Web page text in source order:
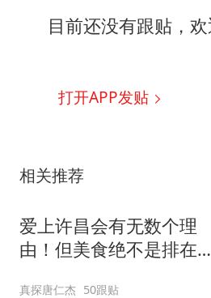
目前还没有跟贴，
打开APP发贴
相关推荐
爱上许昌会有无数个理
由！但美食绝不是排在第
真探唐仁杰 50跟贴